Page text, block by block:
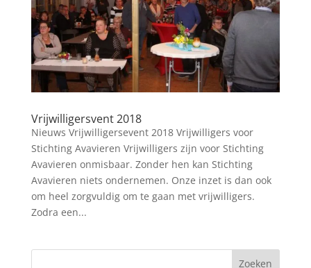
Vrijwilligersvent 2018
Nieuws Vrijwilligersevent 2018 Vrijwilligers voor
Stichting Avavieren Vrijwilligers zijn voor Stichting
Avavieren onmisbaar. Zonder hen kan Stichting
Avavieren niets ondernemen. Onze inzet is dan ook
om heel zorgvuldig om te gaan met vrijwilligers.
Zodra een...